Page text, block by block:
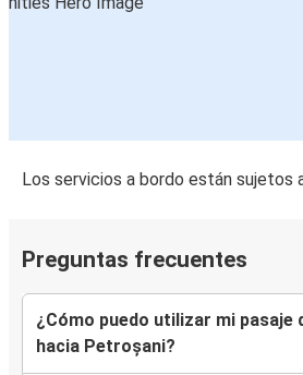
Los servicios a bordo están sujetos
Preguntas frecuentes
¿Cómo puedo utilizar mi pasaje
hacia Petroșani?